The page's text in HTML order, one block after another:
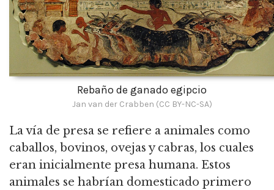
Rebaño de ganado egipcio
Jan van der Crabben (CC BY-NC-SA)
La vía de presa se refiere a animales como
caballos, bovinos, ovejas y cabras, los cuales
eran inicialmente presa humana. Estos
animales se habrían domesticado primero